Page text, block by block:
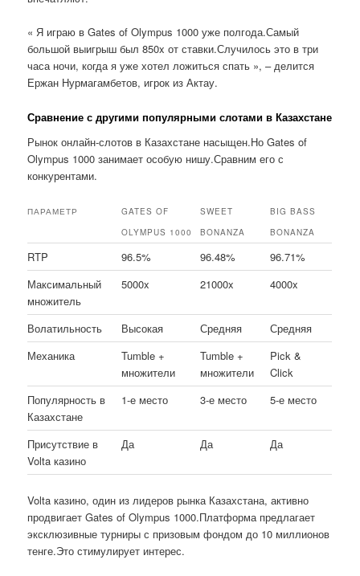
« Я играю в Gates of Olympus 1000 уже полгода.Самый
большой выигрыш был 850x от ставки.Случилось это в три
часа ночи, когда я уже хотел ложиться спать », – делится
Ержан Нурмагамбетов, игрок из Актау.
Сравнение с другими популярными слотами в Казахстане
Рынок онлайн-слотов в Казахстане насыщен.Но Gates of
Olympus 1000 занимает особую нишу.Сравним его с
конкурентами.
ПАРАМЕТР
GATES OF
OLYMPUS 1000
SWEET
BONANZA
BIG BASS
BONANZA
RTP 96.5% 96.48%
96.71%
Максимальный
множитель
5000x 21000x 4000x
Волатильность Высокая Средняя
Средняя
Механика
Tumble +
множители
Tumble +
множители
Pick &
Click
Популярность в
Казахстане
1-е место 3-е место 5-е место
Присутствие в
Volta казино
Да Да Да
Volta казино, один из лидеров рынка Казахстана, активно
продвигает Gates of Olympus 1000.Платформа предлагает
эксклюзивные турниры с призовым фондом до 10 миллионов
тенге.Это стимулирует интерес.